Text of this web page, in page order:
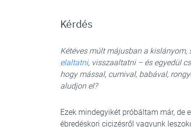
Kérdés
Kétéves múlt májusban a
elaltatni, visszaaltatni – és egyedül
hogy mással, cumival, babával,
aludjon el?
Ezek mindegyikét próbáltam már, de
ébredéskori cicizésről vagyunk